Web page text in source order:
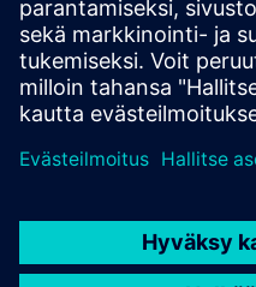
© Siemens 1996 – 2026
Corporate Information
Privacy Policy
Cookie Policy
Digital ID